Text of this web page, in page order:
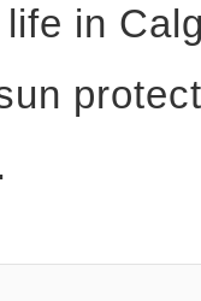
in